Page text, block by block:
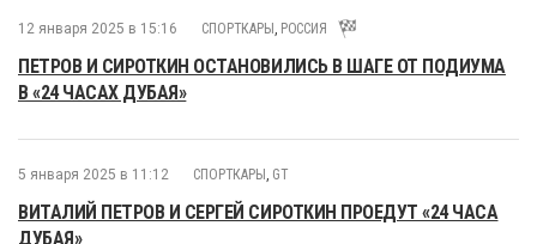
12 января 2025 в 15:16 СПОРТКАРЫ , РОССИЯ
ПЕТРОВ И СИРОТКИН ОСТАНОВИЛИСЬ В ШАГЕ ОТ ПОДИУМА
В «24 ЧАСАХ ДУБАЯ»
5 января 2025 в 11:12 СПОРТКАРЫ , GT
ВИТАЛИЙ ПЕТРОВ И СЕРГЕЙ СИРОТКИН ПРОЕДУТ «24 ЧАСА
ДУБАЯ»